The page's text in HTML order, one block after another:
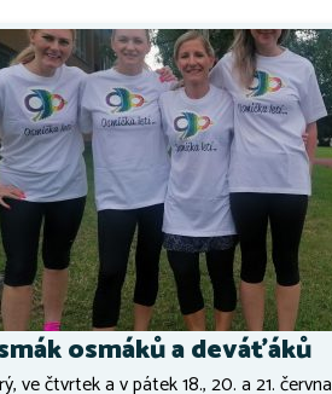
osmáků a deváťáků
ve čtvrtek a v pátek 18., 20. a 21. června